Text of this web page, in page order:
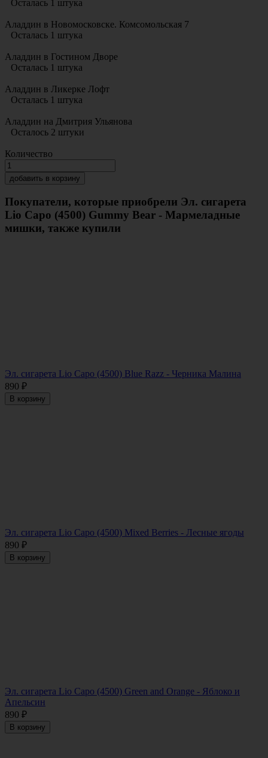
Осталась 1 штука
Аладдин в Новомосковске. Комсомольская 7
Осталась 1 штука
Аладдин в Гостином Дворе
Осталась 1 штука
Аладдин в Ликерке Лофт
Осталась 1 штука
Аладдин на Дмитрия Ульянова
Осталось 2 штуки
Количество
добавить в корзину
Покупатели, которые приобрели Эл. сигарета
Lio Capo (4500) Gummy Bear - Мармеладные
мишки, также купили
Эл. сигарета Lio Capo (4500) Blue Razz - Черника Малина
890 ₽
В корзину
Эл. сигарета Lio Capo (4500) Mixed Berries - Лесные ягоды
890 ₽
В корзину
Эл. сигарета Lio Capo (4500) Green and Orange - Яблоко и
Апельсин
890 ₽
В корзину